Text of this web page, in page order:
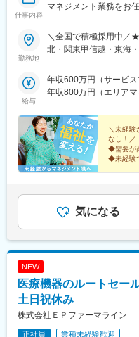
仕事内容
マネジメント業務をお
勤務地
＼全国で積極採用中
北・関東甲信越・東海
木、群馬、埼玉、千葉
東海／岐阜、静岡、愛
奈良、和歌山■中国・
沖縄★【エリア勤務希
充実していますので、
せください！☆『寮費
希望・移住希望の方は
京都】【神奈川県】【
用会社負担等の移住支
への1年間の支援あり
川・徳島・青森にて新
給与
年収600万円（サービス
年収800万円（エリアマ
＼未経験
なし！／
◆需要が
◆未経験
気になる
NEW
医療機器のルートセー
土日祝休み
株式会社ＥＰファーマライン
正社員 業種未経験歓迎